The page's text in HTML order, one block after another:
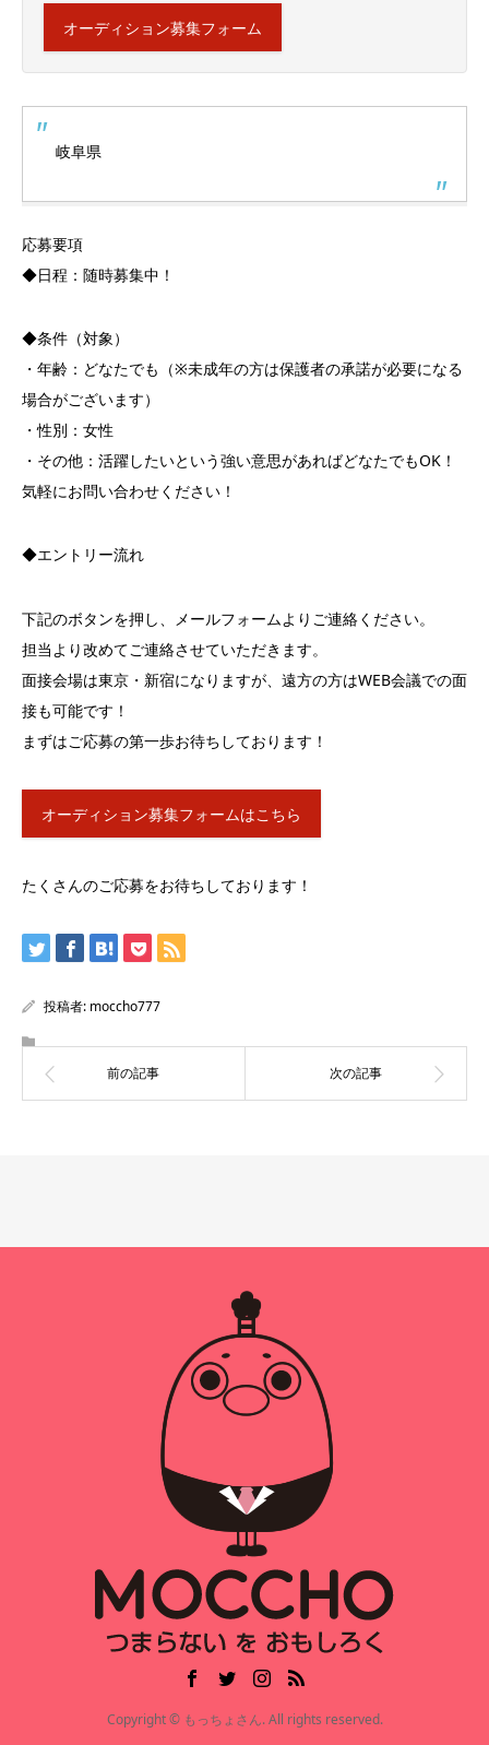
オーディション募集フォーム
岐阜県
応募要項
◆日程：随時募集中！
◆条件（対象）
・年齢：どなたでも（※未成年の方は保護者の承諾が必要になる
場合がございます）
・性別：女性
・その他：活躍したいという強い意思があればどなたでもOK！
気軽にお問い合わせください！
◆エントリー流れ
下記のボタンを押し、メールフォームよりご連絡ください。
担当より改めてご連絡させていただきます。
面接会場は東京・新宿になりますが、遠方の方はWEB会議での面
接も可能です！
まずはご応募の第一歩お待ちしております！
オーディション募集フォームはこちら
たくさんのご応募をお待ちしております！
投稿者: moccho777
Copyright © もっちょさん. All rights reserved.